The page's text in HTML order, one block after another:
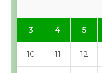
3 4 5
10 11 12